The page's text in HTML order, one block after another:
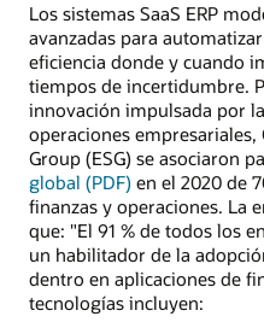
Los sistemas SaaS ERP
avanzadas para
eficiencia donde y cuando
tiempos de incertidumbre.
innovación impulsada por
operaciones
Group (ESG) se asociaron
global (PDF) en el 2020 de
finanzas y operaciones. La
que: "El 91 % de todos los
un habilitador de la
dentro en aplicaciones de
tecnologías incluyen: